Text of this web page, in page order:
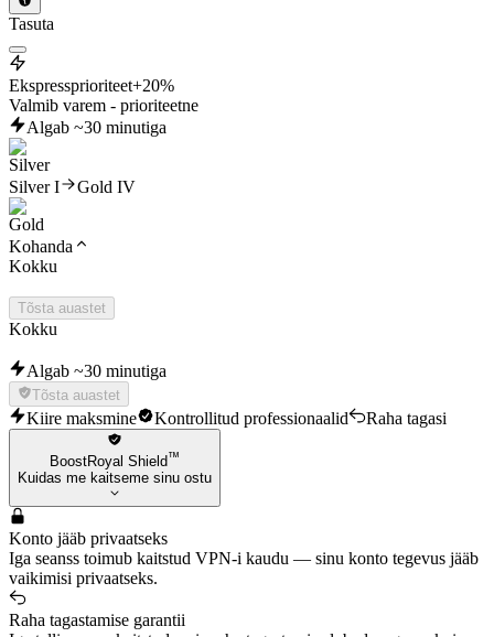
Tasuta
Ekspressprioriteet+20%
Valmib varem - prioriteetne
Algab ~30 minutiga
Silver I Gold IV
Kohanda
Kokku
Tõsta auastet
Kokku
Algab ~30 minutiga
Tõsta auastet
Kiire maksmine Kontrollitud professionaalid Raha tagasi
BoostRoyal Shield™
Kuidas me kaitseme sinu ostu
Konto jääb privaatseks
Iga seanss toimub kaitstud VPN-i kaudu — sinu konto tegevus jääb
vaikimisi privaatseks.
Raha tagastamise garantii